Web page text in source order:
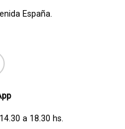
España.
a 18.30 hs.